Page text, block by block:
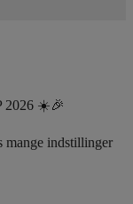
2026 ☀️🎉
mange indstillinger